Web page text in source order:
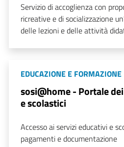
Servizio di accoglienza con
ricreative e di socializzazione
delle lezioni e delle attività
EDUCAZIONE E FORMAZIONE
sosi@home - Portale
e scolastici
Accesso ai servizi educativi e
pagamenti e documentazione